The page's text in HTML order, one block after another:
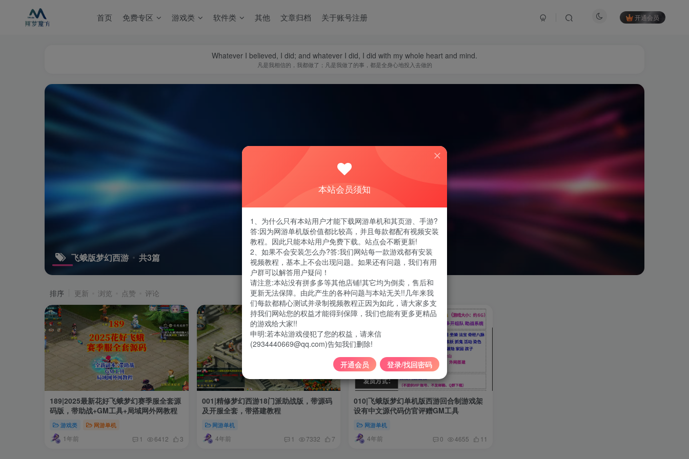
首页 免费专区 游戏类 软件类 其他 文章归档 关于账号注册 开通会员
Whatever I believed, I did; and whatever I did, I did with my whole heart and mind.
凡是我相信的，我都做了；凡是我做了的事，都是全身心地投入去做的
飞蛾版梦幻西游 共3篇
排序 更新 浏览 点赞 评论
189|2025最新花好飞蛾梦幻赛季服全套源
码版，带助战+GM工具+局域网外网教程
游戏类 网游单机
1年前 1 6412 3
001|精修梦幻西游18门派助战版，带源码
及开服全套，带搭建教程
网游单机
4年前 1 7332 7
010|飞蛾版梦幻单机版西游回合制游戏架
设有中文源代码仿官评赠GM工具
网游单机
4年前 0 4655 11
本站会员须知
1、为什么只有本站用户才能下载网游单机和其页游、手游?
答:因为网游单机版价值都比较高，并且每款都配有视频安装
教程。因此只能本站用户免费下载。站点会不断更新!
2、如果不会安装怎么办?答:我们网站每一款游戏都有安装
视频教程，基本上不会出现问题。如果还有问题，我们有用
户群可以解答用户疑问！
请注意:本站没有拼多多等其他店铺!其它均为倒卖，售后和
更新无法保障。由此产生的各种问题与本站无关!!几年来我
们每款都精心测试并录制视频教程正因为如此，请大家多支
持我们网站您的权益才能得到保障，我们也能有更多更精品
的游戏给大家!!
申明:若本站游戏侵犯了您的权益，请来信
(2934440669@qq.com)告知我们删除!
开通会员 登录/找回密码